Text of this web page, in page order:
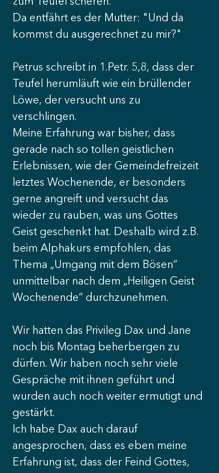
Predigt
Da entfährt es der Mutter: "Und da
kommst du ausgerechnet zu mir?"
Petrus schreibt in 1.Petr. 5,8, dass der
Teufel herumläuft wie ein brüllender
Löwe, der versucht uns zu
verschlingen.
Meine Erfahrung war bisher, dass
gerade nach so tollen geistlichen
Erlebnissen, wie der Gemeindefreizeit
letztes Wochenende, er besonders
gerne angreift und versucht das
wieder zu rauben, was uns Gottes
Geist geschenkt hat. Deshalb wird z.B.
beim Alphakurs empfohlen, das
Thema „Umgang mit dem Bösen“
unmittelbar nach dem „Heiligen Geist
Wochenende“ durchzunehmen.
Wir hatten das Privileg Dax und Jane
noch bis Montag beherbergen zu
dürfen. Wir haben noch sehr viele
Gespräche mit ihnen geführt und
wurden auch noch weiter ermutigt und
gestärkt.
Ich habe Dax auch darauf
angesprochen, dass es eben meine
Erfahrung ist, dass der Feind Gottes,